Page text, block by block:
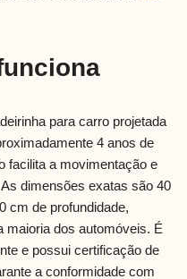
para carro projetada
4 anos de
facilita a movimentação e
dimensões exatas são 40
cm de profundidade,
maioria dos automóveis. É
e possui certificação de
a conformidade com